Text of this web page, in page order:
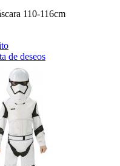
110-116cm
de deseos